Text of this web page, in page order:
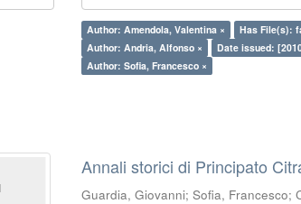
Author: Amendola, Valentina × Has File(s):
Author: Andria, Alfonso ×
Date issued:
Author: Sofia, Francesco ×
Annali storici di Principato
Guardia, Giovanni;Sofia, Francesco;